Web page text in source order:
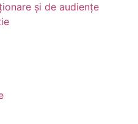
și de audiențe